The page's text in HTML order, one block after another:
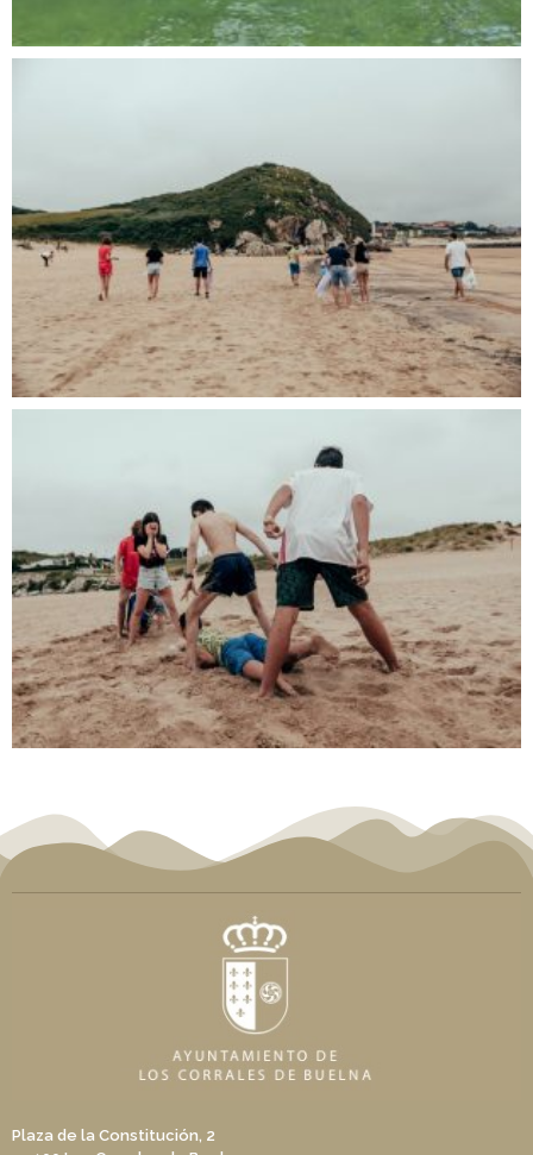
Plaza de la Constitución, 2